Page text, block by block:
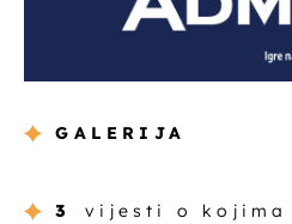
GALERIJA
3 vijesti o kojima